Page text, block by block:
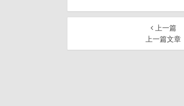
上一篇
上一篇文章